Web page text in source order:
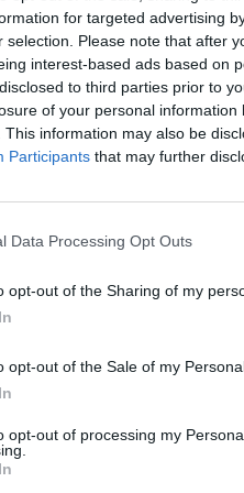
for targeted advertising
selection. Please note that after
interest-based ads based on
to third parties prior to
of your personal information
This information may also be
Participants that may further
Data Processing Opt Outs
opt-out of the Sharing of my
opt-out of the Sale of my
opt-out of processing my
Les piqûres de
d’autant plus
provoque des
allergie aux piqûres
Réaction
symptômes
L’allergie aux
des allergènes. La
démangeaisons.
particulièrement
cas les plus graves,
développer une